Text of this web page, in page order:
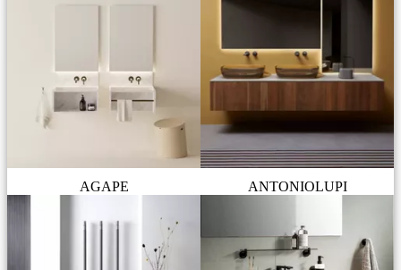
AGAPE ANTONIOLUPI